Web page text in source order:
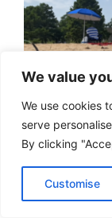
We value
We use cookies
serve
By clicking
Customise
Cão